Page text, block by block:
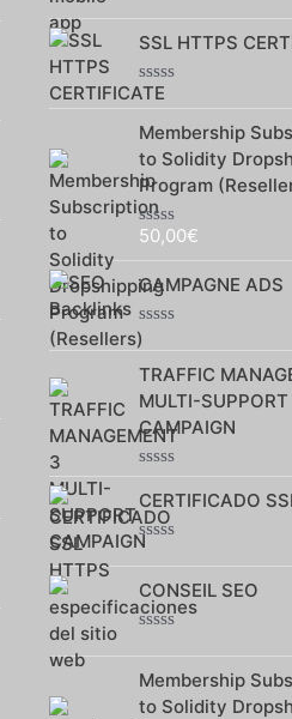
sur
SSL HTTPS
Note
sur
5
Membership
to Solidity
Program
Note
sur
5
50,00€
CAMPAGNE ADS
Note
sur
5
TRAFFIC
MULTI-SUPPORT
CAMPAIGN
0
sur
5
CERTIFICADO
sur
5
CONSEIL SEO
sur
5
Membership
to Solidity